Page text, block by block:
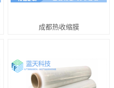
成都热收缩膜